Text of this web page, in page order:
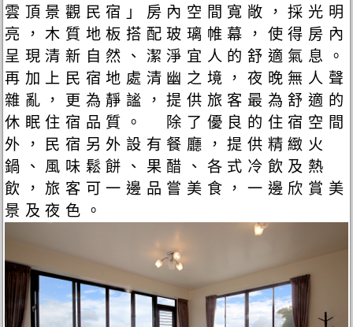
雲頂景觀民宿」房內空間寬敞，採光明
亮，木質地板搭配玻璃帷幕，使得房內
呈現清新自然、潔淨宜人的舒適氣息。
再加上民宿地處清幽之境，夜晚無人聲
雜亂，更為靜謐，提供旅客最為舒適的
休眠住宿品質。 除了優良的住宿空間
外，民宿另外設有餐廳，提供精緻火
鍋、風味鬆餅、果醋、各式冷飲及熱
飲，旅客可一邊品嘗美食，一邊欣賞美
景及夜色。